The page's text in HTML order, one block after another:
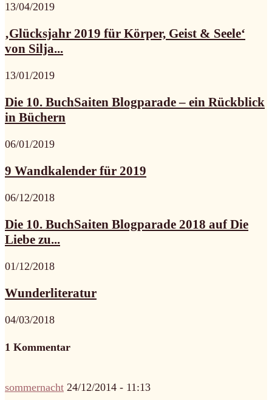
13/04/2019
‚Glücksjahr 2019 für Körper, Geist & Seele‘
von Silja...
13/01/2019
Die 10. BuchSaiten Blogparade – ein Rückblick
in Büchern
06/01/2019
9 Wandkalender für 2019
06/12/2018
Die 10. BuchSaiten Blogparade 2018 auf Die
Liebe zu...
01/12/2018
Wunderliteratur
04/03/2018
1 Kommentar
sommernacht 24/12/2014 - 11:13